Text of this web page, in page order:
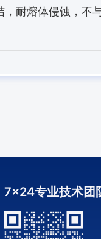
耐熔体侵蚀，
7x24专业技术团